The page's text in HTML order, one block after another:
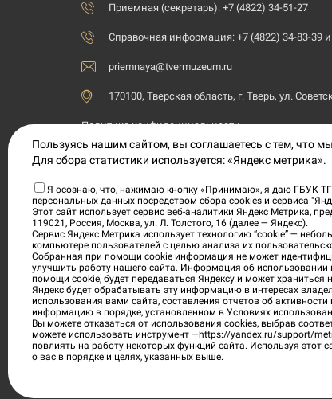
Приемная (секретарь): +7 (4822) 34-51-27
Справочная информация: +7 (4822) 34-83-39 и
priemnaya@tvermuzeum.ru
170100, Тверская область, г. Тверь, ул.
Политика конфиденциальности
Согласие на обработку персональных данных
Условия приобретения электронных билетов
Государственное бюджетное учреждение
исключительных прав на все изображения
размещены на данном официальном сайте.
©2026«Тверской государственный
Пользуясь нашим сайтом, вы соглашаетесь с тем, что
Для сбора статистики используется: «Яндекс метрика».
Я осознаю, что, нажимаю кнопку «Принимаю», я даю ГБУК
персональных данных посредством сбора cookies и сервиса
Этот сайт использует сервис веб-аналитики Яндекс Метрика,
119021, Россия, Москва, ул. Л. Толстого, 16 (далее — Яндекс).
Сервис Яндекс Метрика использует технологию “cookie” —
компьютере пользователей с целью анализа их
Собранная при помощи cookie информация не может
улучшить работу нашего сайта. Информация об использовании
помощи cookie, будет передаваться Яндексу и может храниться
Яндекс будет обрабатывать эту информацию в интересах
использования вами сайта, составления отчетов об
информацию в порядке, установленном в Условиях
Вы можете отказаться от использования cookies, выбрав
можете использовать инструмент —https://yandex.ru/support/
повлиять на работу некоторых функций сайта. Используя этот
о вас в порядке и целях, указанных выше.